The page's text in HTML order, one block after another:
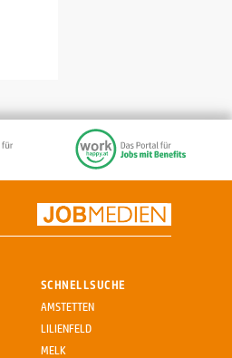
SCHNELLSUCHE
AMSTETTEN
LILIENFELD
MELK